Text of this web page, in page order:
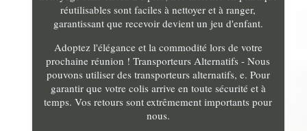
réutilisables sont faciles à nettoyer et à ranger,
garantissant que recevoir devient un jeu d'enfant.
Adoptez l'élégance et la commodité lors de votre
prochaine réunion ! Transporteurs Alternatifs - Nous
pouvons utiliser des transporteurs alternatifs, e. Pour
garantir que votre colis arrive en toute sécurité et à
temps. Vos retours sont extrêmement importants pour
nous.